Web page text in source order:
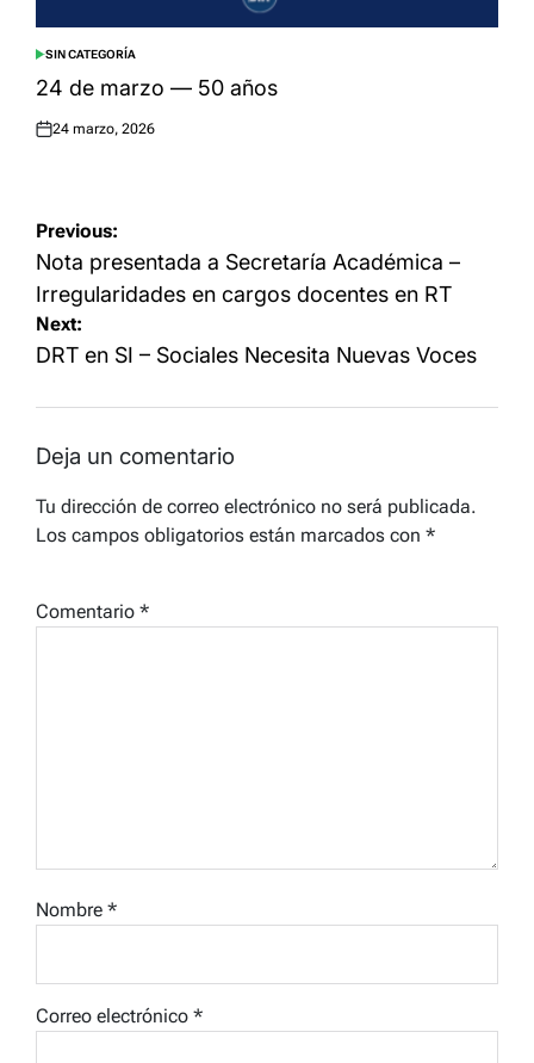
POSTED
IN
SIN CATEGORÍA
24 de marzo — 50 años
Posted
24 marzo, 2026
Navegación
de
entradas
Previous:
Nota presentada a Secretaría Académica –
Irregularidades en cargos docentes en RT
Next:
DRT en SI – Sociales Necesita Nuevas Voces
Deja un comentario
Tu dirección de correo electrónico no será publicada.
Los campos obligatorios están marcados con *
Comentario *
Nombre *
Correo electrónico *